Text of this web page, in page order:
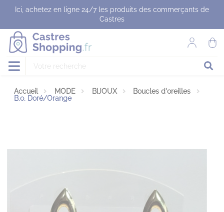
Ici, achetez en ligne 24/7 les produits des commerçants de
Castres
Accueil MODE BIJOUX
Boucles d'oreilles
B.o. Doré/Orange
Panneau de gestion des cookies